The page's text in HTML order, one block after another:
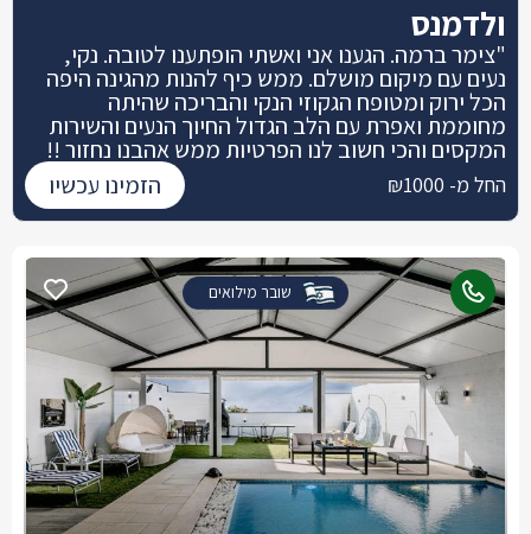
שובר מילואים
ולדמנס
"צימר ברמה. הגענו אני ואשתי הופתענו לטובה. נקי,
נעים עם מיקום מושלם. ממש כיף להנות מהגינה היפה
הכל ירוק ומטופח הגקוזי הנקי והבריכה שהיתה
מחוממת ואפרת עם הלב הגדול החיוך הנעים והשירות
המקסים והכי חשוב לנו הפרטיות ממש אהבנו נחזור !!
החל מ- ₪1000 הזמינו עכשיו